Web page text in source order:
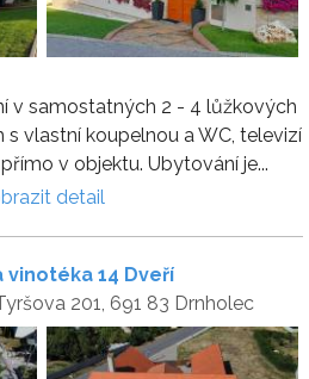
v samostatných 2 - 4 lůžkových
vlastní koupelnou a WC, televizí
v objektu. Ubytování je...
detail
vinotéka 14 Dveří
201, 691 83 Drnholec